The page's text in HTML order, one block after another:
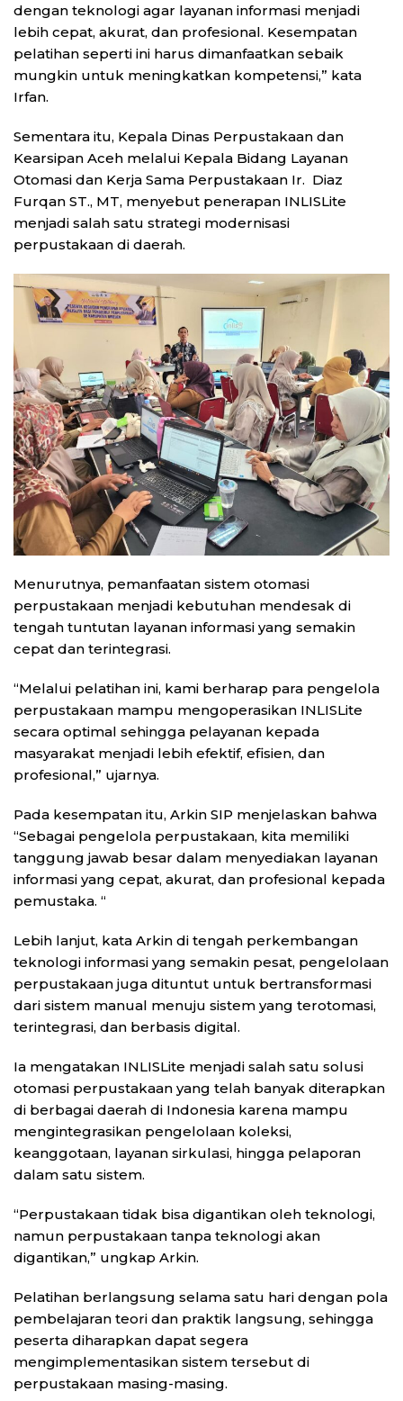
dengan teknologi agar layanan informasi menjadi
lebih cepat, akurat, dan profesional. Kesempatan
pelatihan seperti ini harus dimanfaatkan sebaik
mungkin untuk meningkatkan kompetensi,” kata
Irfan.
Sementara itu, Kepala Dinas Perpustakaan dan
Kearsipan Aceh melalui Kepala Bidang Layanan
Otomasi dan Kerja Sama Perpustakaan Ir. Diaz
Furqan ST., MT, menyebut penerapan INLISLite
menjadi salah satu strategi modernisasi
perpustakaan di daerah.
Menurutnya, pemanfaatan sistem otomasi
perpustakaan menjadi kebutuhan mendesak di
tengah tuntutan layanan informasi yang semakin
cepat dan terintegrasi.
“Melalui pelatihan ini, kami berharap para pengelola
perpustakaan mampu mengoperasikan INLISLite
secara optimal sehingga pelayanan kepada
masyarakat menjadi lebih efektif, efisien, dan
profesional,” ujarnya.
Pada kesempatan itu, Arkin SIP menjelaskan bahwa
“Sebagai pengelola perpustakaan, kita memiliki
tanggung jawab besar dalam menyediakan layanan
informasi yang cepat, akurat, dan profesional kepada
pemustaka. “
Lebih lanjut, kata Arkin di tengah perkembangan
teknologi informasi yang semakin pesat, pengelolaan
perpustakaan juga dituntut untuk bertransformasi
dari sistem manual menuju sistem yang terotomasi,
terintegrasi, dan berbasis digital.
Ia mengatakan INLISLite menjadi salah satu solusi
otomasi perpustakaan yang telah banyak diterapkan
di berbagai daerah di Indonesia karena mampu
mengintegrasikan pengelolaan koleksi,
keanggotaan, layanan sirkulasi, hingga pelaporan
dalam satu sistem.
“Perpustakaan tidak bisa digantikan oleh teknologi,
namun perpustakaan tanpa teknologi akan
digantikan,” ungkap Arkin.
Pelatihan berlangsung selama satu hari dengan pola
pembelajaran teori dan praktik langsung, sehingga
peserta diharapkan dapat segera
mengimplementasikan sistem tersebut di
perpustakaan masing-masing.